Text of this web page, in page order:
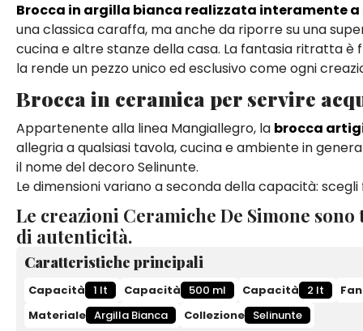
Brocca in argilla bianca realizzata interamente a
una classica caraffa, ma anche da riporre su una
cucina e altre stanze della casa. La fantasia ritratta
la rende un pezzo unico ed esclusivo come ogni
Brocca in ceramica per servire
Appartenente alla linea Mangiallegro, la brocca
allegria a qualsiasi tavola, cucina e ambiente in
il nome del decoro Selinunte.
Le dimensioni variano a seconda della capacità:
Le creazioni Ceramiche De Simone
di autenticità.
Caratteristiche principali
Capacità 1 lt Capacità 500 ml Capacità 2 lt
Materiale Argilla Bianca Collezione Selinunte